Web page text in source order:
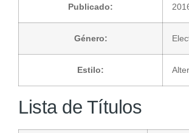
Publicado:
Género:
Estilo:
Lista de Títulos